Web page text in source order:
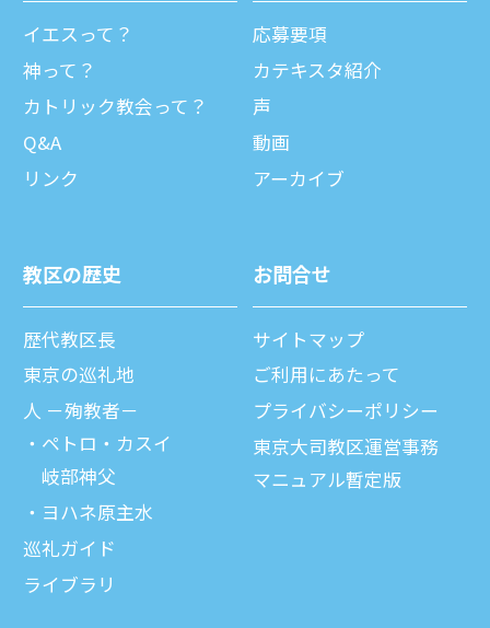
イエスって？
神って？
カトリック教会って？
Q&A
リンク
応募要項
カテキスタ紹介
声
動画
アーカイブ
教区の歴史
歴代教区⻑
東京の巡礼地
⼈ －殉教者－
ペトロ・カスイ
岐部神父
ヨハネ原主水
巡礼ガイド
ライブラリ
お問合せ
サイトマップ
ご利⽤にあたって
プライバシーポリシー
東京大司教区運営事務
マニュアル暫定版